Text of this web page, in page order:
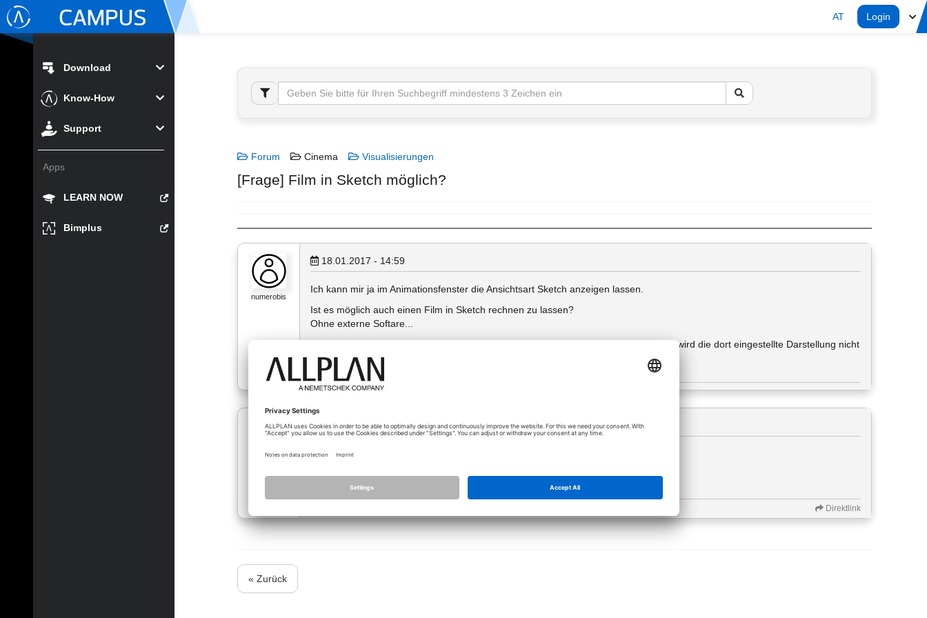
AT Login
Download
Know-How
Support
Apps
LEARN NOW
Bimplus
Forum Cinema Visualisierungen
[Frage] Film in Sketch möglich?
numerobis
18.01.2017 - 14:59
Ich kann mir ja im Animationsfenster die Ansichtsart Sketch anzeigen lassen.
Ist es möglich auch einen Film in Sketch rechnen zu lassen?
Ohne externe Softare...
Ich kann bei den Filmeinstellungen ja die Darstellung "Animation" wählen, nur leider wird die dort eingestellte Darstellung nicht
übernommen...
24.01.2017 - 14:45
Scheint also nicht zu gehen?
Schade...
Direktlink
« Zurück